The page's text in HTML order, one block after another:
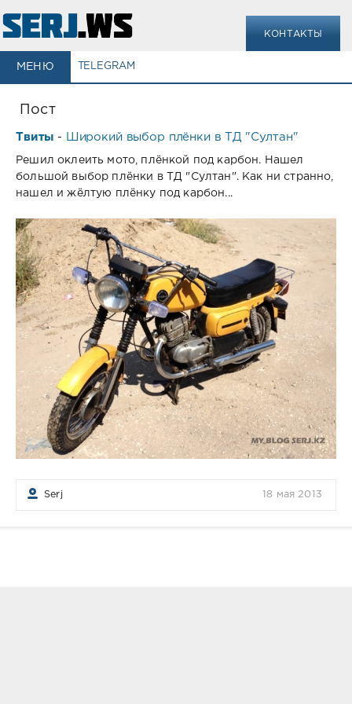
КОНТАКТЫ
МЕНЮ TELEGRAM
Пост
Твиты - Широкий выбор плёнки в ТД "Султан"
Решил оклеить мото, плёнкой под карбон. Нашел
большой выбор плёнки в ТД "Султан". Как ни странно,
нашел и жёлтую плёнку под карбон...
Serj 18 мая 2013